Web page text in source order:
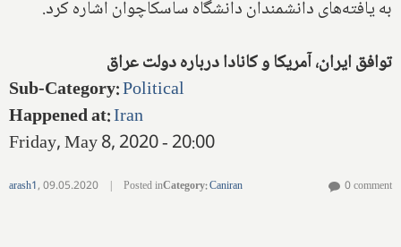
به یافته‌های دانشمندان دانشگاه ساسکاچوان اشاره کرد.
توافق ایران، آمریکا و کانادا درباره دولت عراق
Sub-Category:Political
Happened at:Iran
Friday, May 8, 2020 - 20:00
arash1,09.05.2020 | Posted inCategory:Caniran 0 comment